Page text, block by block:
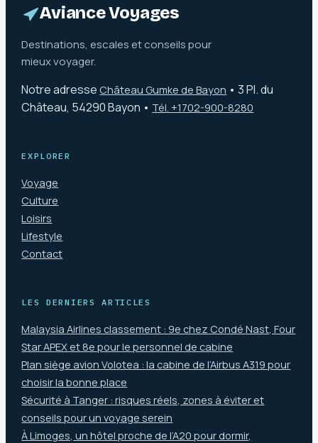
Aviance Voyages
Destinations, escales et conseils pour
mieux voyager.
Notre adresse Château Gumke de Bayon •3 Pl. du
Château, 54290 Bayon • Tél. +1702-900-8280
EXPLORER
Voyage
Culture
Loisirs
Lifestyle
Contact
LES DERNIERS ARTICLES
Malaysia Airlines classement : 9e chez Condé Nast, Four
Star APEX et 8e pour le personnel de cabine
Plan siège avion Volotea : la cabine de l’Airbus A319 pour
choisir la bonne place
Sécurité à Tanger : risques réels, zones à éviter et
conseils pour un voyage serein
À Limoges, un hôtel proche de l’A20 pour dormir,